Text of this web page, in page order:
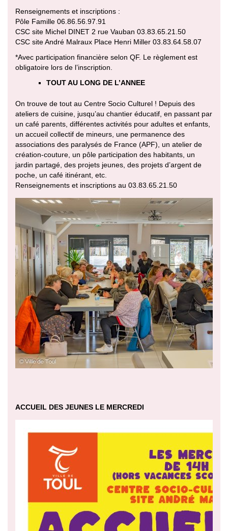
Renseignements et inscriptions :
Pôle Famille 06.86.56.97.91
CSC site Michel DINET 2 rue Vauban 03.83.65.21.50
CSC site André Malraux Place Henri Miller 03.83.64.58.07
*Avec participation financière selon QF. Le règlement est
obligatoire lors de l’inscription.
TOUT AU LONG DE L’ANNEE
On trouve de tout au Centre Socio Culturel ! Depuis des
ateliers de cuisine, jusqu’au chantier éducatif, en passant par
un café parents, différentes activités pour adultes et enfants,
un accueil collectif de mineurs, une permanence des
associations des paralysés de France (APF), un atelier de
création-couture, un pôle participation des habitants, un
jardin partagé, des projets jeunes, des projets d’argent de
poche, un café itinérant, etc.
Renseignements et inscriptions au 03.83.65.21.50
ACCUEIL DES JEUNES LE MERCREDI